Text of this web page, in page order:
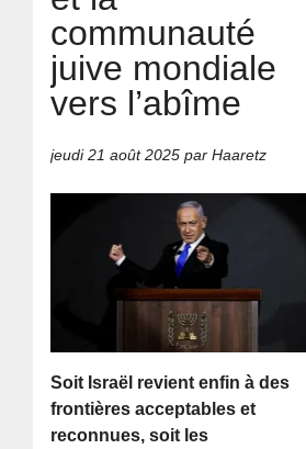
communauté
juive mondiale
vers l’abîme
jeudi 21 août 2025 par Haaretz
Soit Israël revient enfin à des
frontières acceptables et
reconnues, soit les